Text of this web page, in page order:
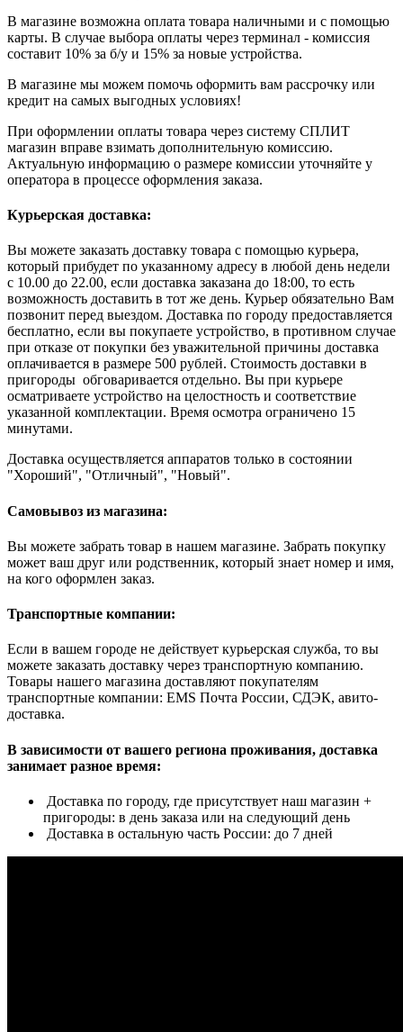
В магазине возможна оплата товара наличными и с помощью
карты. В случае выбора оплаты через терминал - комиссия
составит 10% за б/у и 15% за новые устройства.
В магазине мы можем помочь оформить вам рассрочку или
кредит на самых выгодных условиях!
При оформлении оплаты товара через систему СПЛИТ
магазин вправе взимать дополнительную комиссию.
Актуальную информацию о размере комиссии уточняйте у
оператора в процессе оформления заказа.
Курьерская доставка:
Вы можете заказать доставку товара с помощью курьера,
который прибудет по указанному адресу в любой день недели
с 10.00 до 22.00, если доставка заказана до 18:00, то есть
возможность доставить в тот же день. Курьер обязательно Вам
позвонит перед выездом. Доставка по городу предоставляется
бесплатно, если вы покупаете устройство, в противном случае
при отказе от покупки без уважительной причины доставка
оплачивается в размере 500 рублей. Стоимость доставки в
пригороды обговаривается отдельно. Вы при курьере
осматриваете устройство на целостность и соответствие
указанной комплектации. Время осмотра ограничено 15
минутами.
Доставка осуществляется аппаратов только в состоянии
"Хороший", "Отличный", "Новый".
Самовывоз из магазина:
Вы можете забрать товар в нашем магазине. Забрать покупку
может ваш друг или родственник, который знает номер и имя,
на кого оформлен заказ.
Транспортные компании:
Если в вашем городе не действует курьерская служба, то вы
можете заказать доставку через транспортную компанию.
Товары нашего магазина доставляют покупателям
транспортные компании: EMS Почта России, СДЭК, авито-
доставка.
В зависимости от вашего региона проживания, доставка
занимает разное время:
Доставка по городу, где присутствует наш магазин +
пригороды: в день заказа или на следующий день
Доставка в остальную часть России: до 7 дней